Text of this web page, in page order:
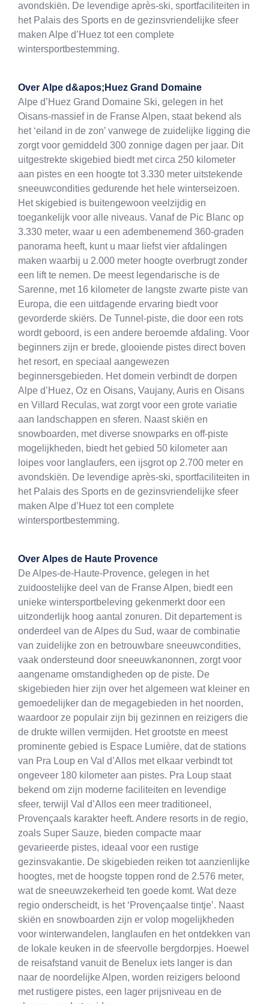
avondskiën. De levendige après-ski, sportfaciliteiten in
het Palais des Sports en de gezinsvriendelijke sfeer
maken Alpe d’Huez tot een complete
wintersportbestemming.
Over Alpe d&apos;Huez Grand Domaine
Alpe d’Huez Grand Domaine Ski, gelegen in het
Oisans-massief in de Franse Alpen, staat bekend als
het ‘eiland in de zon’ vanwege de zuidelijke ligging die
zorgt voor gemiddeld 300 zonnige dagen per jaar. Dit
uitgestrekte skigebied biedt met circa 250 kilometer
aan pistes en een hoogte tot 3.330 meter uitstekende
sneeuwcondities gedurende het hele winterseizoen.
Het skigebied is buitengewoon veelzijdig en
toegankelijk voor alle niveaus. Vanaf de Pic Blanc op
3.330 meter, waar u een adembenemend 360-graden
panorama heeft, kunt u maar liefst vier afdalingen
maken waarbij u 2.000 meter hoogte overbrugt zonder
een lift te nemen. De meest legendarische is de
Sarenne, met 16 kilometer de langste zwarte piste van
Europa, die een uitdagende ervaring biedt voor
gevorderde skiërs. De Tunnel-piste, die door een rots
wordt geboord, is een andere beroemde afdaling. Voor
beginners zijn er brede, glooiende pistes direct boven
het resort, en speciaal aangewezen
beginnersgebieden. Het domein verbindt de dorpen
Alpe d’Huez, Oz en Oisans, Vaujany, Auris en Oisans
en Villard Reculas, wat zorgt voor een grote variatie
aan landschappen en sferen. Naast skiën en
snowboarden, met diverse snowparks en off-piste
mogelijkheden, biedt het gebied 50 kilometer aan
loipes voor langlaufers, een ijsgrot op 2.700 meter en
avondskiën. De levendige après-ski, sportfaciliteiten in
het Palais des Sports en de gezinsvriendelijke sfeer
maken Alpe d’Huez tot een complete
wintersportbestemming.
Over Alpes de Haute Provence
De Alpes-de-Haute-Provence, gelegen in het
zuidoostelijke deel van de Franse Alpen, biedt een
unieke wintersportbeleving gekenmerkt door een
uitzonderlijk hoog aantal zonuren. Dit departement is
onderdeel van de Alpes du Sud, waar de combinatie
van zuidelijke zon en betrouwbare sneeuwcondities,
vaak ondersteund door sneeuwkanonnen, zorgt voor
aangename omstandigheden op de piste. De
skigebieden hier zijn over het algemeen wat kleiner en
gemoedelijker dan de megagebieden in het noorden,
waardoor ze populair zijn bij gezinnen en reizigers die
de drukte willen vermijden. Het grootste en meest
prominente gebied is Espace Lumière, dat de stations
van Pra Loup en Val d’Allos met elkaar verbindt tot
ongeveer 180 kilometer aan pistes. Pra Loup staat
bekend om zijn moderne faciliteiten en levendige
sfeer, terwijl Val d’Allos een meer traditioneel,
Provençaals karakter heeft. Andere resorts in de regio,
zoals Super Sauze, bieden compacte maar
gevarieerde pistes, ideaal voor een rustige
gezinsvakantie. De skigebieden reiken tot aanzienlijke
hoogtes, met de hoogste toppen rond de 2.576 meter,
wat de sneeuwzekerheid ten goede komt. Wat deze
regio onderscheidt, is het ‘Provençaalse tintje’. Naast
skiën en snowboarden zijn er volop mogelijkheden
voor winterwandelen, langlaufen en het ontdekken van
de lokale keuken in de sfeervolle bergdorpjes. Hoewel
de reisafstand vanuit de Benelux iets langer is dan
naar de noordelijke Alpen, worden reizigers beloond
met rustigere pistes, een lager prijsniveau en de